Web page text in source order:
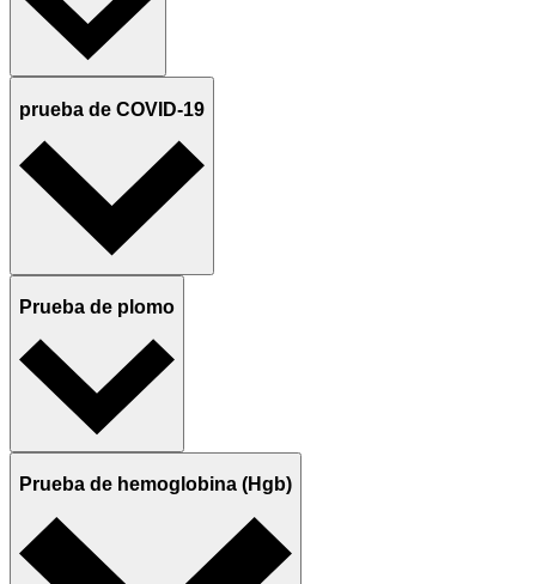
prueba de COVID-19
Prueba de plomo
Prueba de hemoglobina (Hgb)